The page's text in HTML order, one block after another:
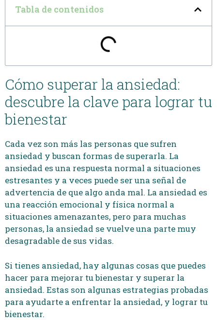
Tabla de contenidos
Cómo superar la ansiedad:
descubre la clave para lograr tu
bienestar
Cada vez son más las personas que sufren
ansiedad y buscan formas de superarla. La
ansiedad es una respuesta normal a situaciones
estresantes y a veces puede ser una señal de
advertencia de que algo anda mal. La ansiedad es
una reacción emocional y física normal a
situaciones amenazantes, pero para muchas
personas, la ansiedad se vuelve una parte muy
desagradable de sus vidas.
Si tienes ansiedad, hay algunas cosas que puedes
hacer para mejorar tu bienestar y superar la
ansiedad. Estas son algunas estrategias probadas
para ayudarte a enfrentar la ansiedad, y lograr tu
bienestar.